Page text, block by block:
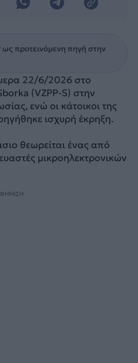
προτεινόμενη πηγή στην
22/6/2026 στο
(VZPP-S) στην
ενώ οι κάτοικοι της
ισχυρή έκρηξη.
θεωρείται ένας από
μικροηλεκτρονικών